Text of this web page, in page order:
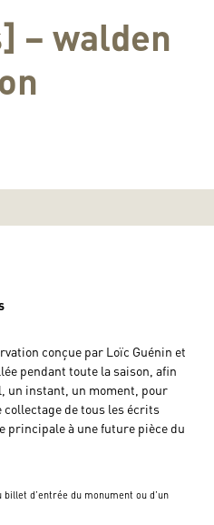
– walden
conçue par Loïc Guénin et
pendant toute la saison, afin
un instant, un moment, pour
collectage de tous les écrits
principale à une future pièce du
d’entrée du monument ou d’un